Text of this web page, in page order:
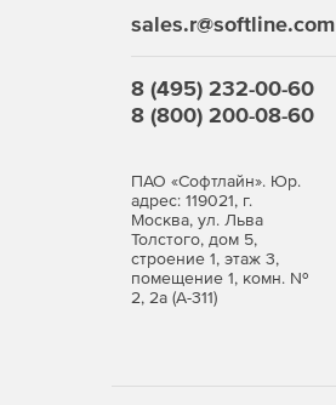
sales.r@softline.com
8 (495) 232-00-60
8 (800) 200-08-60
ПАО «Софтлайн». Юр.
адрес: 119021, г.
Москва, ул. Льва
Толстого, дом 5,
строение 1, этаж 3,
помещение 1, комн. №
2, 2а (А-311)